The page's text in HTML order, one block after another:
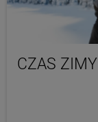
CZAS ZIMY